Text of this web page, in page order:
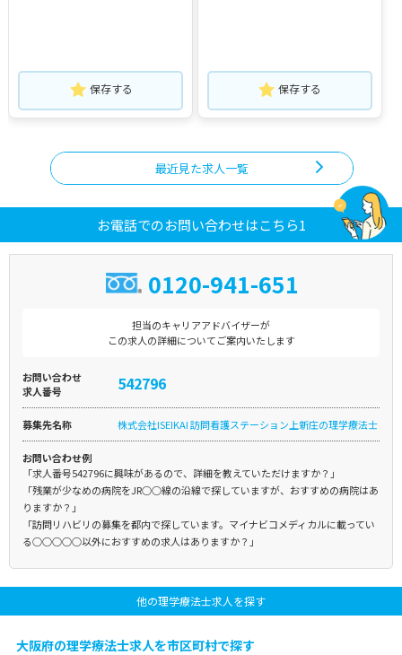
保存する 保存する
最近見た求人一覧
お電話でのお問い合わせはこちら1
0120-941-651
担当のキャリアアドバイザーが
この求人の詳細についてご案内いたします
お問い合わせ
求人番号
542796
募集先名称 株式会社ISEIKAI 訪問看護ステーション上新庄の理学療法士
お問い合わせ例
「求人番号542796に興味があるので、詳細を教えていただけますか？」
「残業が少なめの病院をJR○○線の沿線で探していますが、おすすめの病院はあ
りますか？」
「訪問リハビリの募集を都内で探しています。マイナビコメディカルに載ってい
る○○○○○以外におすすめの求人はありますか？」
他の理学療法士求人を探す
大阪府の理学療法士求人を市区町村で探す